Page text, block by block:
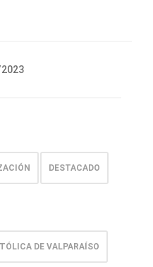
DESTACADO
DE VALPARAÍSO